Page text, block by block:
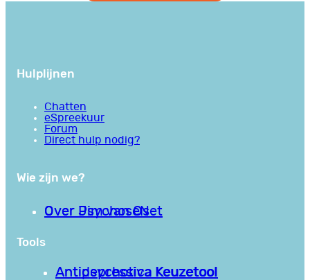
Hulplijnen
Chatten
eSpreekuur
Forum
Direct hulp nodig?
Wie zijn we?
Over PsychoseNet
Over Jim van Os
Tools
Antipsychotica Keuzetool
Antidepressiva Keuzetool